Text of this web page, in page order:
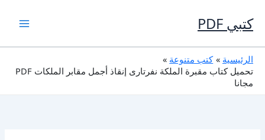
إلى
المحتوى
كتبي PDF
الرئيسية
كتب متنوعة
تحميل كتاب مقبرة الملكة نفرتارى إنقاذ أجمل مقابر الملكات PDF
مجانا